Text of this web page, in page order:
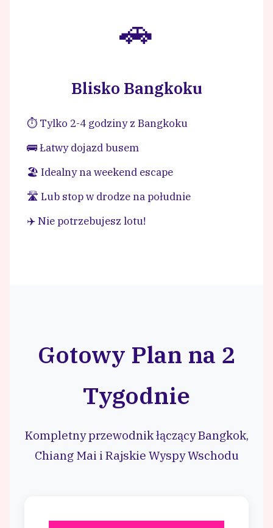
🚗
Blisko Bangkoku
⏱️ Tylko 2-4 godziny z Bangkoku
🚌 Łatwy dojazd busem
🏖️ Idealny na weekend escape
🛣️ Lub stop w drodze na południe
✈️ Nie potrzebujesz lotu!
Gotowy Plan na 2
Tygodnie
Kompletny przewodnik łączący Bangkok,
Chiang Mai i Rajskie Wyspy Wschodu